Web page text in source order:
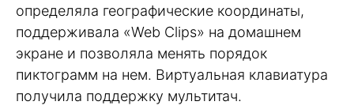
определяла географические координаты,
поддерживала «Web Clips» на домашнем
экране и позволяла менять порядок
пиктограмм на нем. Виртуальная клавиатура
получила поддержку мультитач.